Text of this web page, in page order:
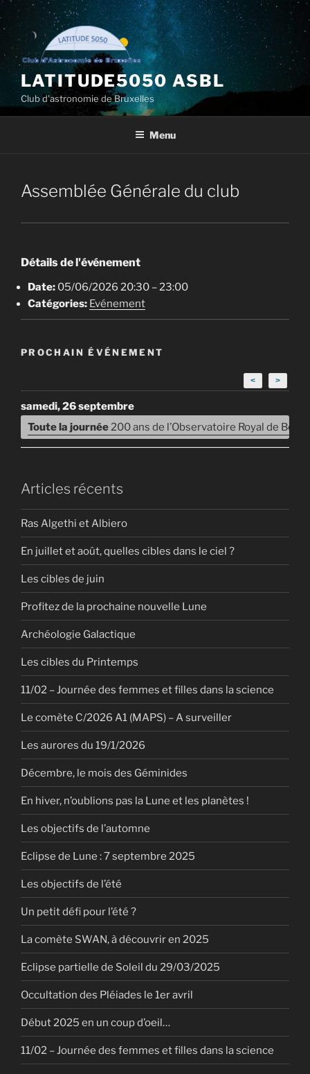
Aller
contenu
principal
LATITUDE5050 ASBL
Club d'astronomie de Bruxelles
Menu
Assemblée Générale du club
Détails de l'événement
Date: 05/06/2026 20:30 –23:00
Catégories: Evénement
PROCHAIN ÉVÉNEMENT
< >
samedi, 26 septembre
Toute la journée200 ans de l’Observatoire Royal de
Articles récents
Ras Algethi et Albiero
En juillet et août, quelles cibles dans le ciel ?
Les cibles de juin
Profitez de la prochaine nouvelle Lune
Archéologie Galactique
Les cibles du Printemps
11/02 – Journée des femmes et filles dans la science
Le comète C/2026 A1 (MAPS) – A surveiller
Les aurores du 19/1/2026
Décembre, le mois des Géminides
En hiver, n’oublions pas la Lune et les planètes !
Les objectifs de l’automne
Eclipse de Lune : 7 septembre 2025
Les objectifs de l’été
Un petit défi pour l’été ?
La comète SWAN, à découvrir en 2025
Eclipse partielle de Soleil du 29/03/2025
Occultation des Pléiades le 1er avril
Début 2025 en un coup d’oeil…
11/02 – Journée des femmes et filles dans la science